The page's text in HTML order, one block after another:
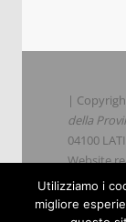
|
della
04100
Website
Parisi
Utilizziamo i
migliore